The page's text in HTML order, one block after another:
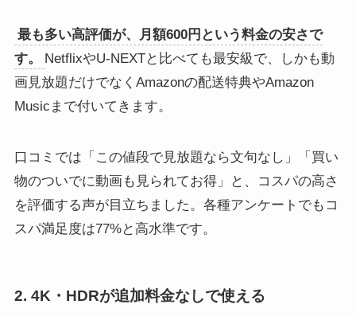
最も多い高評価が、月額600円という料金の安さで
す。
NetflixやU-NEXTと比べても最安級で、しかも動
画見放題だけでなくAmazonの配送特典やAmazon
Musicまで付いてきます。
口コミでは「この値段で見放題なら文句なし」「買い
物のついでに動画も見られてお得」と、コスパの高さ
を評価する声が目立ちました。各種アンケートでもコ
スパ満足度は77%と高水準です。
2. 4K・HDRが追加料金なしで使える